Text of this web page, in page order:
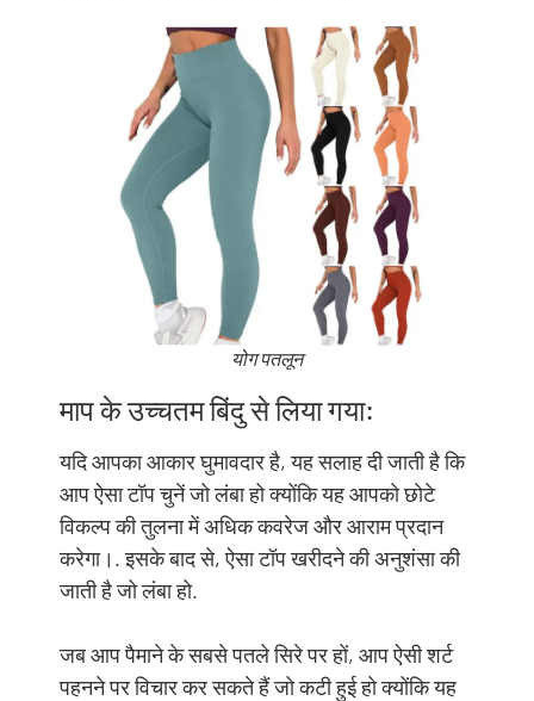
योग पतलून
माप के उच्चतम बिंदु से लिया गया:
यदि आपका आकार घुमावदार है, यह सलाह दी जाती है कि
आप ऐसा टॉप चुनें जो लंबा हो क्योंकि यह आपको छोटे
विकल्प की तुलना में अधिक कवरेज और आराम प्रदान
करेगा।. इसके बाद से, ऐसा टॉप खरीदने की अनुशंसा की
जाती है जो लंबा हो.
जब आप पैमाने के सबसे पतले सिरे पर हों, आप ऐसी शर्ट
पहनने पर विचार कर सकते हैं जो कटी हुई हो क्योंकि यह